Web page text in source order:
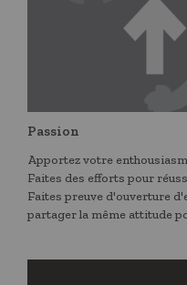
Passion
Apportez votre
Faites des efforts pour
Faites preuve d'ouverture
partager la même attitude